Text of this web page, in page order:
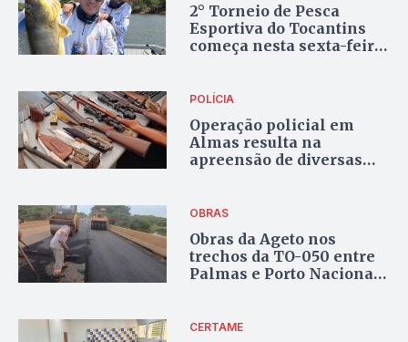
2° Torneio de Pesca
Esportiva do Tocantins
começa nesta sexta-feira
POLÍCIA
Operação policial em
Almas resulta na
apreensão de diversas
OBRAS
Obras da Ageto nos
trechos da TO-050 entre
Palmas e Porto Nacional
CERTAME